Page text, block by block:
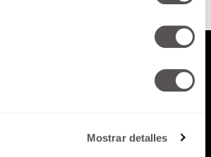
Mostrar detalles
Política de Privacidad